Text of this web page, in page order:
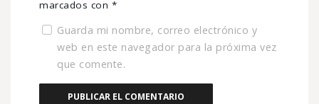
marcados con *
Guarda mi nombre, correo electrónico y
web en este navegador para la próxima vez
que comente.